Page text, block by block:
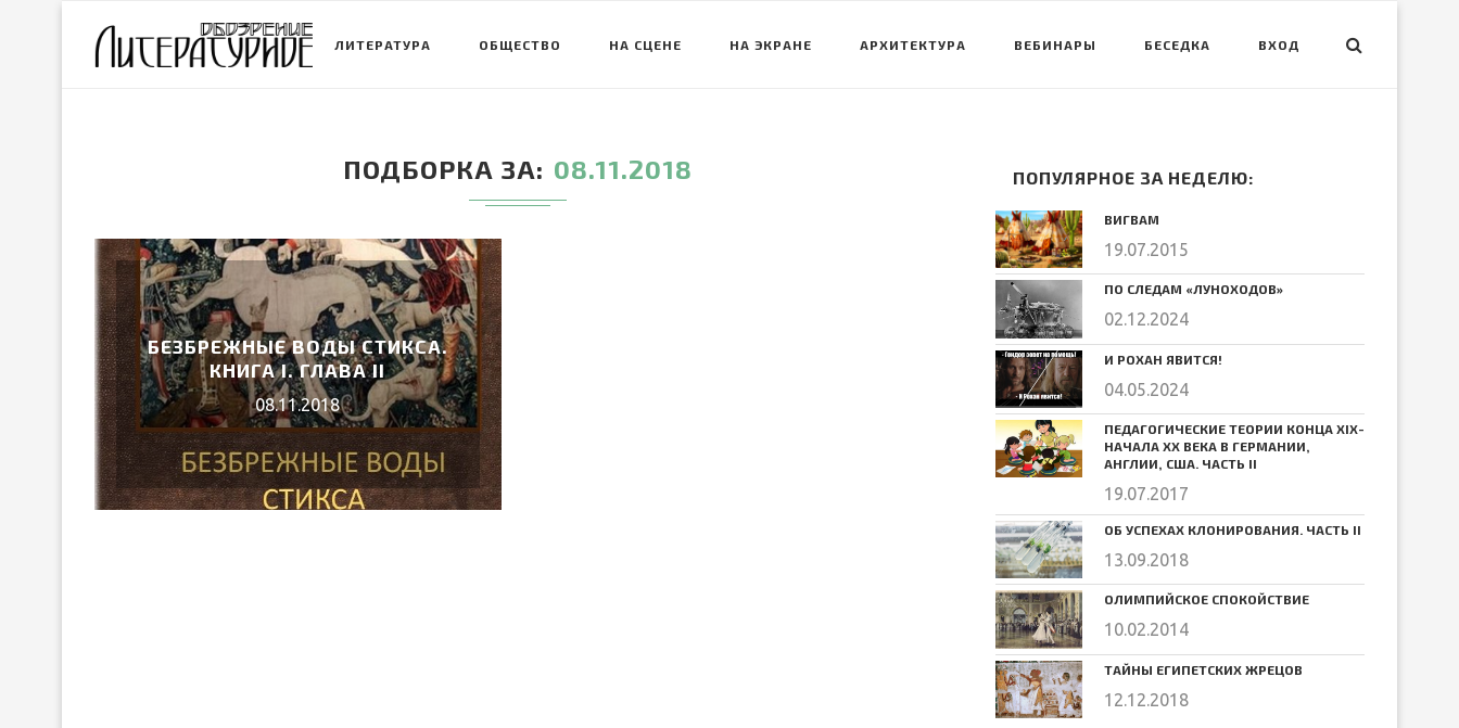
ЛИТЕРАТУРА ОБЩЕСТВО НА СЦЕНЕ НА ЭКРАНЕ АРХИТЕКТУРА ВЕБИНАРЫ БЕСЕДКА ВХОД
ПОДБОРКА ЗА 08.11.2018
БЕЗБРЕЖНЫЕ ВОДЫ СТИКСА.
КНИГА I. ГЛАВА II
08.11.2018
ПОПУЛЯРНОЕ ЗА НЕДЕЛЮ:
ВИГВАМ
19.07.2015
ПО СЛЕДАМ «ЛУНОХОДОВ»
02.12.2024
И РОХАН ЯВИТСЯ!
04.05.2024
ПЕДАГОГИЧЕСКИЕ ТЕОРИИ КОНЦА ХIХ-
НАЧАЛА ХХ ВЕКА В ГЕРМАНИИ,
АНГЛИИ, США. ЧАСТЬ II
19.07.2017
ОБ УСПЕХАХ КЛОНИРОВАНИЯ. ЧАСТЬ II
13.09.2018
ОЛИМПИЙСКОЕ СПОКОЙСТВИЕ
10.02.2014
ТАЙНЫ ЕГИПЕТСКИХ ЖРЕЦОВ
12.12.2018